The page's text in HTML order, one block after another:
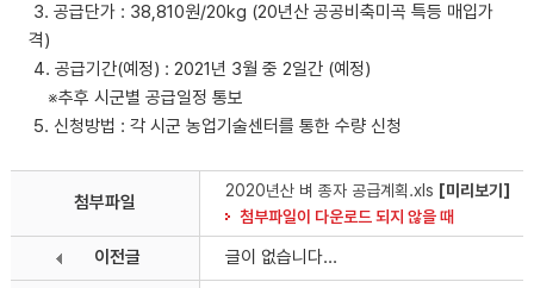
3. 공급단가 : 38,810원/20kg (20년산 공공비축미곡 특등 매입가
격)
4. 공급기간(예정) : 2021년 3월 중 2일간 (예정)
※추후 시군별 공급일정 통보
5. 신청방법 : 각 시군 농업기술센터를 통한 수량 신청
첨부파일
2020년산 벼 종자 공급계획.xls [미리보기]
첨부파일이 다운로드 되지 않을 때
이전글 글이 없습니다...